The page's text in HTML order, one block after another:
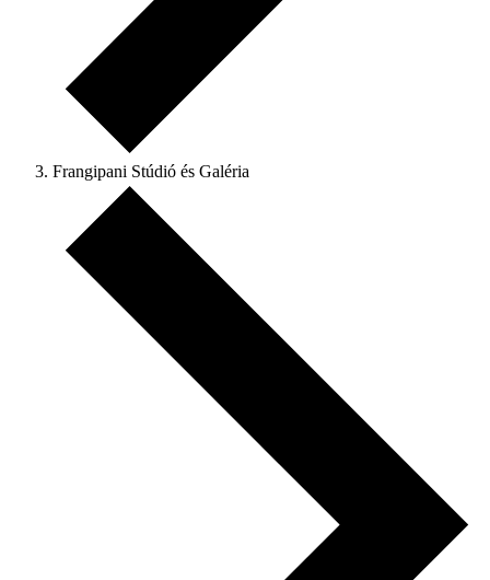
Frangipani Stúdió és Galéria